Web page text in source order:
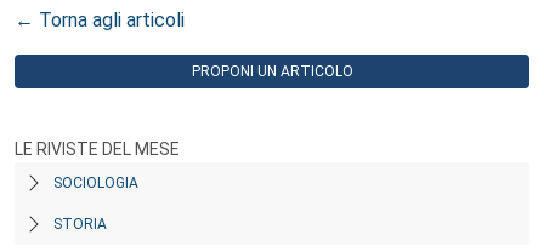
← Torna agli articoli
PROPONI UN ARTICOLO
LE RIVISTE DEL MESE
SOCIOLOGIA
STORIA